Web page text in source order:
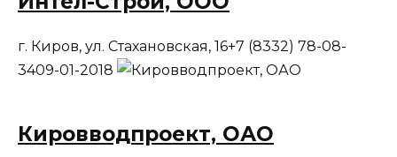
г. Киров, ул. Стахановская, 16+7 (8332) 78-08-
3409-01-2018
Кировводпроект, ОАО